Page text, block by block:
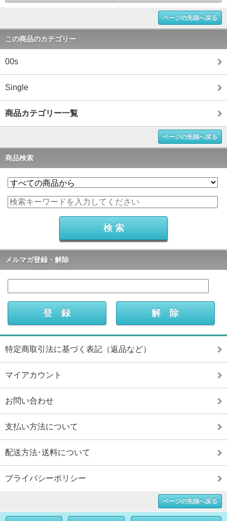
ページの先頭へ戻る
この商品のカテゴリー
00s
Single
商品カテゴリー一覧
ページの先頭へ戻る
商品検索
メルマガ登録・解除
特定商取引法に基づく表記（返品など）
マイアカウント
お問い合わせ
支払い方法について
配送方法･送料について
プライバシーポリシー
ページの先頭へ戻る